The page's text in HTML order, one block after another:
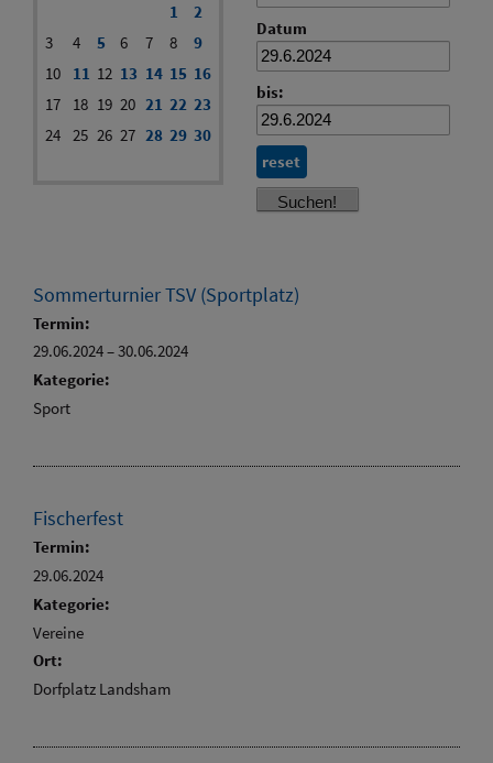
1
2
3
4 5 6 7 8
9
10
11 12 13 14 15 16
17
18 19 20 21 22 23
24 25 26 27 28 29 30
Datum
bis:
reset
Sommerturnier TSV (Sportplatz)
Termin:
29.06.2024–30.06.2024
Kategorie:
Sport
Fischerfest
Termin:
29.06.2024
Kategorie:
Vereine
Ort:
Dorfplatz Landsham